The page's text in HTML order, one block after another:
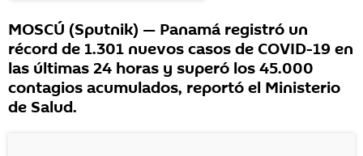
MOSCÚ (Sputnik) — Panamá registró un
récord de 1.301 nuevos casos de COVID-19 en
las últimas 24 horas y superó los 45.000
contagios acumulados, reportó el Ministerio
de Salud.